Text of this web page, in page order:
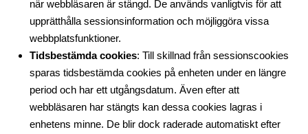
när webbläsaren är stängd. De används vanligtvis för att
upprätthålla sessionsinformation och möjliggöra vissa
webbplatsfunktioner.
Tidsbestämda cookies: Till skillnad från sessionscookies
sparas tidsbestämda cookies på enheten under en längre
period och har ett utgångsdatum. Även efter att
webbläsaren har stängts kan dessa cookies lagras i
enhetens minne. De blir dock raderade automatiskt efter